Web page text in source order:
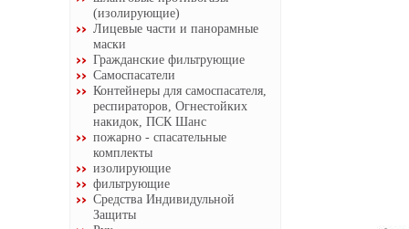
(изолирующие)
Лицевые части и панорамные
маски
Гражданские фильтрующие
Самоспасатели
Контейнеры для самоспасателя,
респираторов, Огнестойких
накидок, ПСК Шанс
пожарно - спасательные
комплекты
изолирующие
фильтрующие
Средства Индивидульной
Защиты